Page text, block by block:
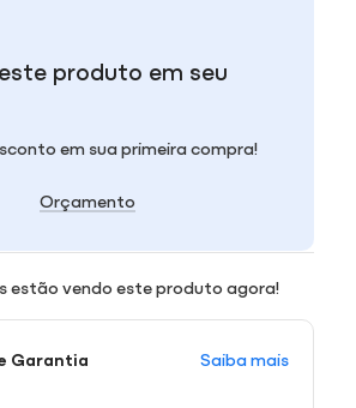
produto em seu
em sua primeira compra!
Orçamento
estão vendo este produto agora!
Garantia Saiba mais